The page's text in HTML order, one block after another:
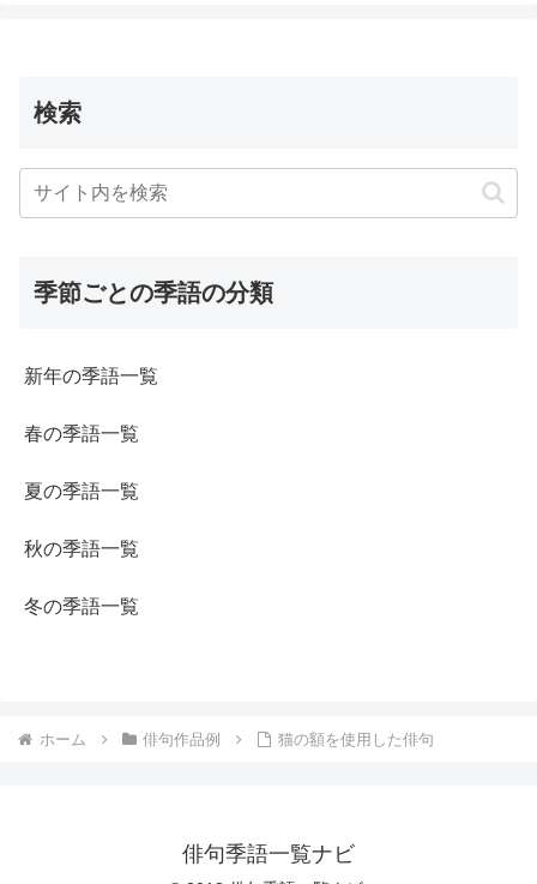
検索
季節ごとの季語の分類
新年の季語一覧
春の季語一覧
夏の季語一覧
秋の季語一覧
冬の季語一覧
ホーム 俳句作品例 猫の額を使用した俳句
俳句季語一覧ナビ